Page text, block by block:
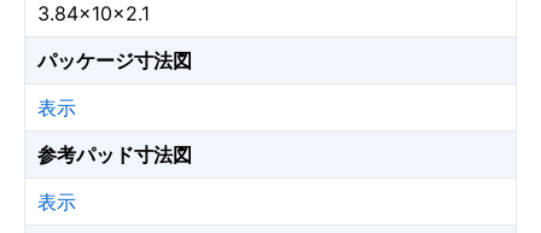
3.84×10×2.1
パッケージ寸法図
表示
参考パッド寸法図
表示